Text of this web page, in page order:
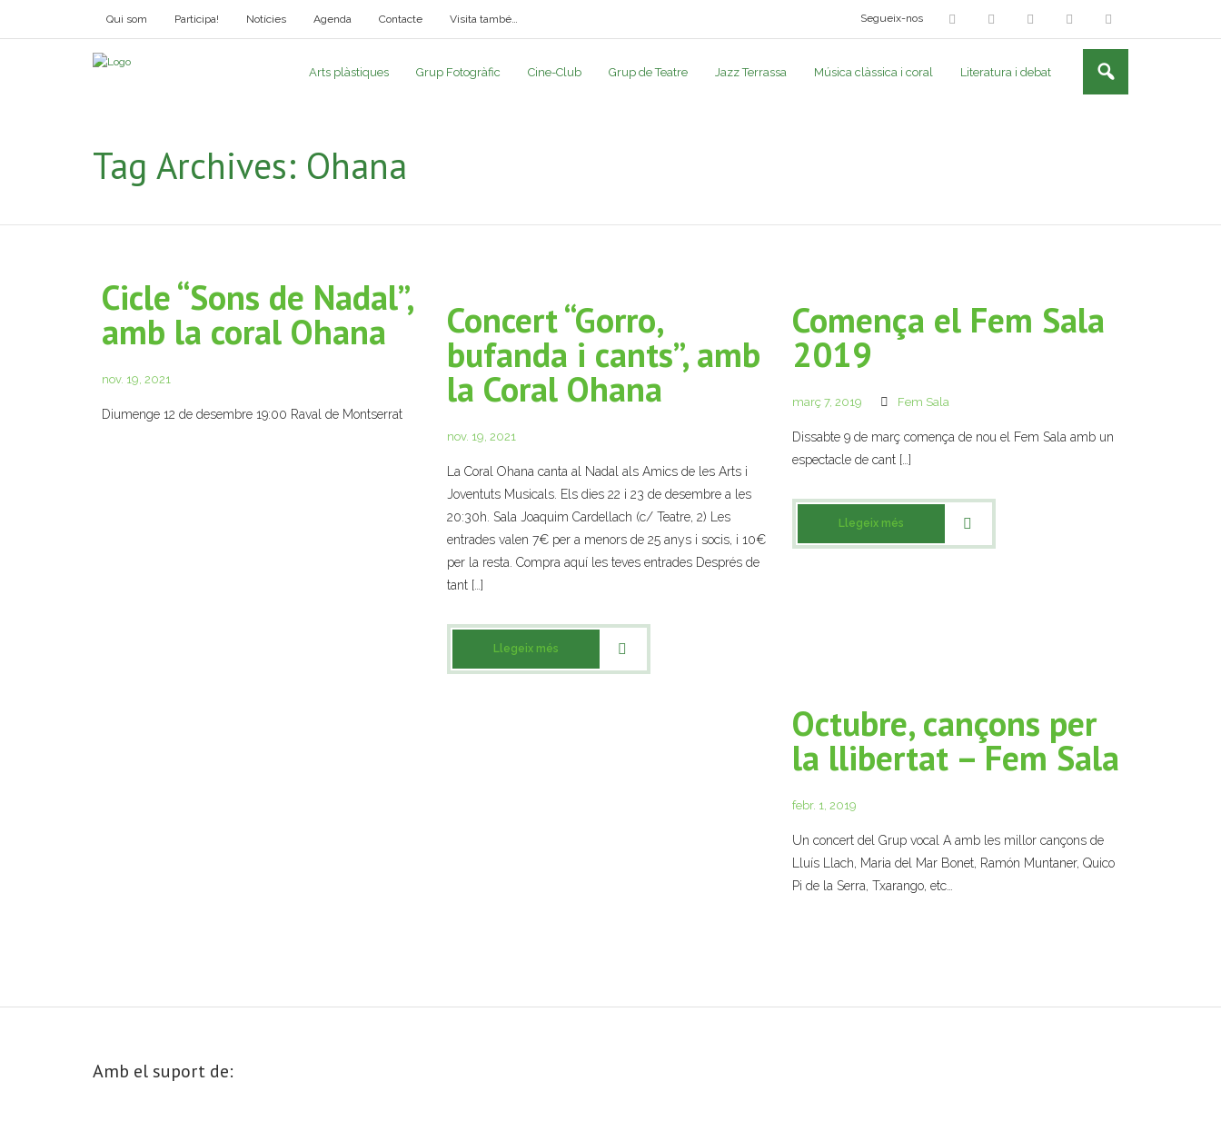
Qui som Participa! Notícies Agenda Contacte Visita també… Segueix-nos
Arts plàstiques Grup Fotogràfic Cine-Club Grup de Teatre Jazz Terrassa Música clàssica i coral Literatura i debat
Tag Archives: Ohana
Cicle “Sons de Nadal”,
amb la coral Ohana
nov. 19, 2021
Diumenge 12 de desembre 19:00 Raval de Montserrat
Concert “Gorro,
bufanda i cants”, amb
la Coral Ohana
nov. 19, 2021
La Coral Ohana canta al Nadal als Amics de les Arts i
Joventuts Musicals. Els dies 22 i 23 de desembre a les
20:30h. Sala Joaquim Cardellach (c/ Teatre, 2) Les
entrades valen 7€ per a menors de 25 anys i socis, i 10€
per la resta. Compra aquí les teves entrades Després de
tant […]
Llegeix més
Comença el Fem Sala
2019
març 7, 2019 Fem Sala
Dissabte 9 de març comença de nou el Fem Sala amb un
espectacle de cant […]
Llegeix més
Octubre, cançons per
la llibertat – Fem Sala
febr. 1, 2019
Un concert del Grup vocal A amb les millor cançons de
Lluís Llach, Maria del Mar Bonet, Ramón Muntaner, Quico
Pi de la Serra, Txarango, etc…
Amb el suport de: